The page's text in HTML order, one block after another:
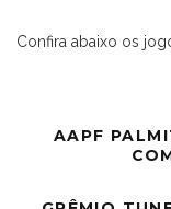
Confira abaixo os
AAPF